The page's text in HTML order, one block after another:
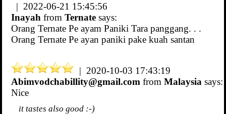
| 2022-06-21 15:45:56
Inayah from Ternate says:
Orang Ternate Pe ayam Paniki Tara panggang. . .
Orang Ternate Pe ayan paniki pake kuah santan
| 2020-10-03 17:43:19
Abimvodchabillity@gmail.com from Malaysia says:
Nice
it tastes also good :-)